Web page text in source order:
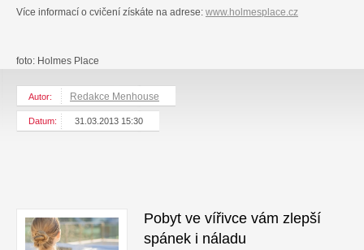
Více informací o cvičení získáte na adrese: www.holmesplace.cz
foto: Holmes Place
Autor: Redakce Menhouse
Datum: 31.03.2013 15:30
Pobyt ve vířivce vám zlepší
spánek i náladu